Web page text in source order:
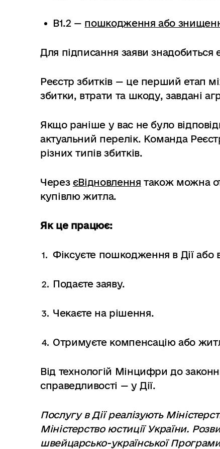
B1.2 — пошкодження або
Для підписання заяви
Реєстр збитків — це перший етап
збитки, втрати та шкоду, завдані
Якщо раніше у вас не було
актуальний перелік. Команда
різних типів збитків.
Через єВідновлення також можна
купівлю житла.
Як це працює:
Фіксуєте пошкодження в Дії або
Подаєте заяву.
Чекаєте на рішення.
Отримуєте компенсацію або
Від технологій Мінцифри до
справедливості — у Дії.
Послугу в Дії реалізують
Міністерство юстиції України.
швейцарсько-української